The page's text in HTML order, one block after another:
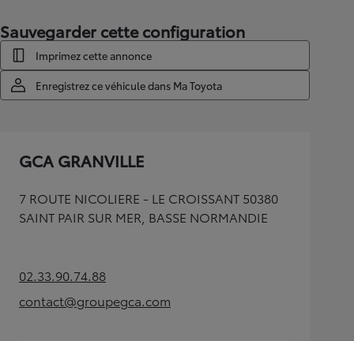
Sauvegarder cette configuration
Imprimez cette annonce
Enregistrez ce véhicule dans Ma Toyota
GCA GRANVILLE
7 ROUTE NICOLIERE - LE CROISSANT 50380
SAINT PAIR SUR MER, BASSE NORMANDIE
02.33.90.74.88(Opens in new tab)
contact@groupegca.com
(Opens in new tab)